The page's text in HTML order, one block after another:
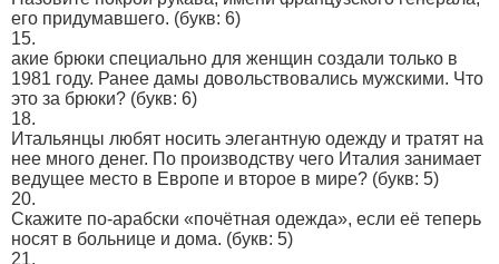
его придумавшего. (букв: 6)
15.
акие брюки специально для женщин создали только в
1981 году. Ранее дамы довольствовались мужскими. Что
это за брюки? (букв: 6)
18.
Итальянцы любят носить элегантную одежду и тратят на
нее много денег. По производству чего Италия занимает
ведущее место в Европе и второе в мире? (букв: 5)
20.
Скажите по-арабски «почётная одежда», если её теперь
носят в больнице и дома. (букв: 5)
21.